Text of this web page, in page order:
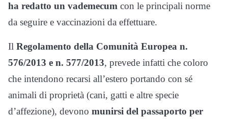
ha redatto un vademecum con le principali norme
da seguire e vaccinazioni da effettuare.
Il Regolamento della Comunità Europea n.
576/2013 e n. 577/2013, prevede infatti che coloro
che intendono recarsi all’estero portando con sé
animali di proprietà (cani, gatti e altre specie
d’affezione), devono munirsi del passaporto per